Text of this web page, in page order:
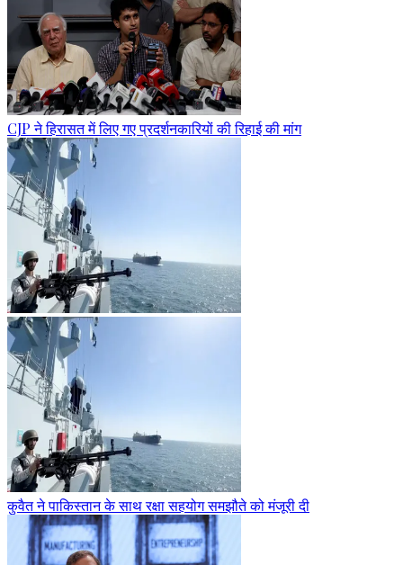
CJP ने हिरासत में लिए गए प्रदर्शनकारियों की रिहाई की मांग
कुवैत ने पाकिस्तान के साथ रक्षा सहयोग समझौते को मंजूरी दी